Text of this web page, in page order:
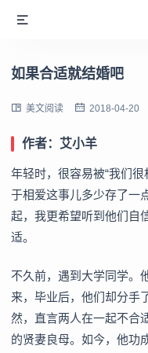
如果合适就结婚吧
美文阅读 2018-04-20
作者：艾小羊
年轻时，很容易被“我们
于相爱这事儿多少存了一
起，我更希望听到他们自
适。
不久前，遇到大学同学。
来，毕业后，他们却分手
然，直言两人在一起不合
的贤妻良母。如今，他功